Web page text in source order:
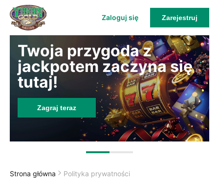
Zaloguj się Zarejestruj
Twoja przygoda z
jackpotem zaczyna się
tutaj!
Zagraj teraz
Strona główna Polityka prywatności